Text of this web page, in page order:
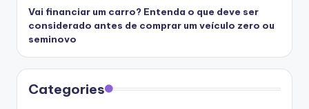
Vai financiar um carro? Entenda o que deve ser
considerado antes de comprar um veículo zero ou
seminovo
Categories